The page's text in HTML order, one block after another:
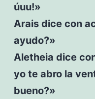
úuu!»
Arais dice con
ayudo?»
Aletheia dice
yo te abro la
bueno?»